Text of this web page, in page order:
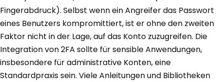
Fingerabdruck). Selbst wenn ein Angreifer das Passwort
eines Benutzers kompromittiert, ist er ohne den zweiten
Faktor nicht in der Lage, auf das Konto zuzugreifen. Die
Integration von 2FA sollte für sensible Anwendungen,
insbesondere für administrative Konten, eine
Standardpraxis sein. Viele Anleitungen und Bibliotheken